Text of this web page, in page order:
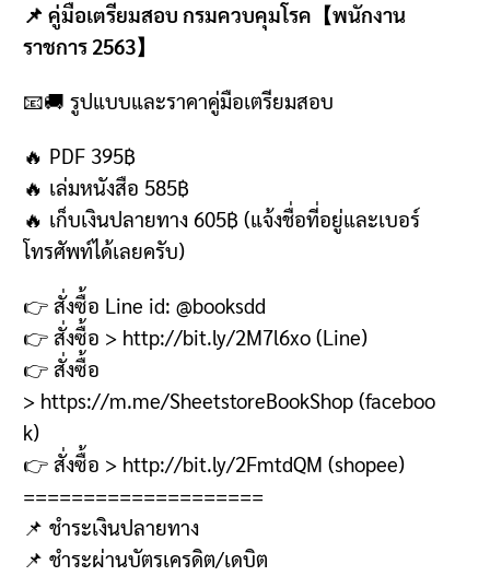
📌 คู่มือเตรียมสอบ กรมควบคุมโรค【พนักงาน
ราชการ 2563】
📧🚚รูปแบบและราคาคู่มือเตรียมสอบ
🔥 PDF 395฿
🔥 เล่มหนังสือ 585฿
🔥 เก็บเงินปลายทาง 605฿ (แจ้งชื่อที่อยู่และเบอร์
โทรศัพท์ได้เลยครับ)
👉 สั่งซื้อ Line id: @booksdd
👉 สั่งซื้อ > http://bit.ly/2M7l6xo (Line)
👉 สั่งซื้อ
> https://m.me/SheetstoreBookShop (faceboo
k)
👉 สั่งซื้อ > http://bit.ly/2FmtdQM (shopee)
====================
📌 ชำระเงินปลายทาง
📌 ชำระผ่านบัตรเครดิต/เดบิต